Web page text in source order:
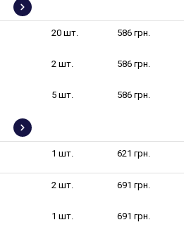
20 шт. 586 грн.
2 шт. 586 грн.
5 шт. 586 грн.
1 шт. 621 грн.
2 шт. 691 грн.
1 шт. 691 грн.